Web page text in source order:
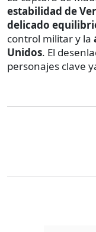
estabilidad de
delicado
control militar y la
Unidos. El
personajes clave